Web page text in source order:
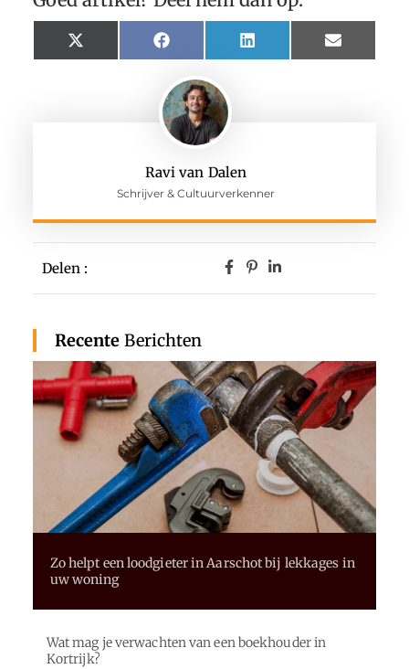
Ravi van Dalen
Schrijver & Cultuurverkenner
Delen :
Recente Berichten
Zo helpt een loodgieter in Aarschot bij lekkages in
uw woning
Wat mag je verwachten van een boekhouder in
Kortrijk?
X
(Twitter)
Facebook LinkedIn Email